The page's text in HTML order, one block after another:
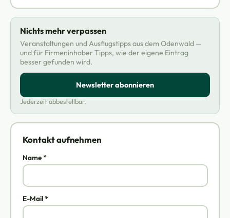
Kontakt aufnehmen
Name *
E-Mail *
Nichts mehr verpassen
Veranstaltungen und Ausflugstipps aus dem Odenwald —
und für Firmeninhaber Tipps, wie der eigene Eintrag
besser gefunden wird.
Newsletter abonnieren
Jederzeit abbestellbar.